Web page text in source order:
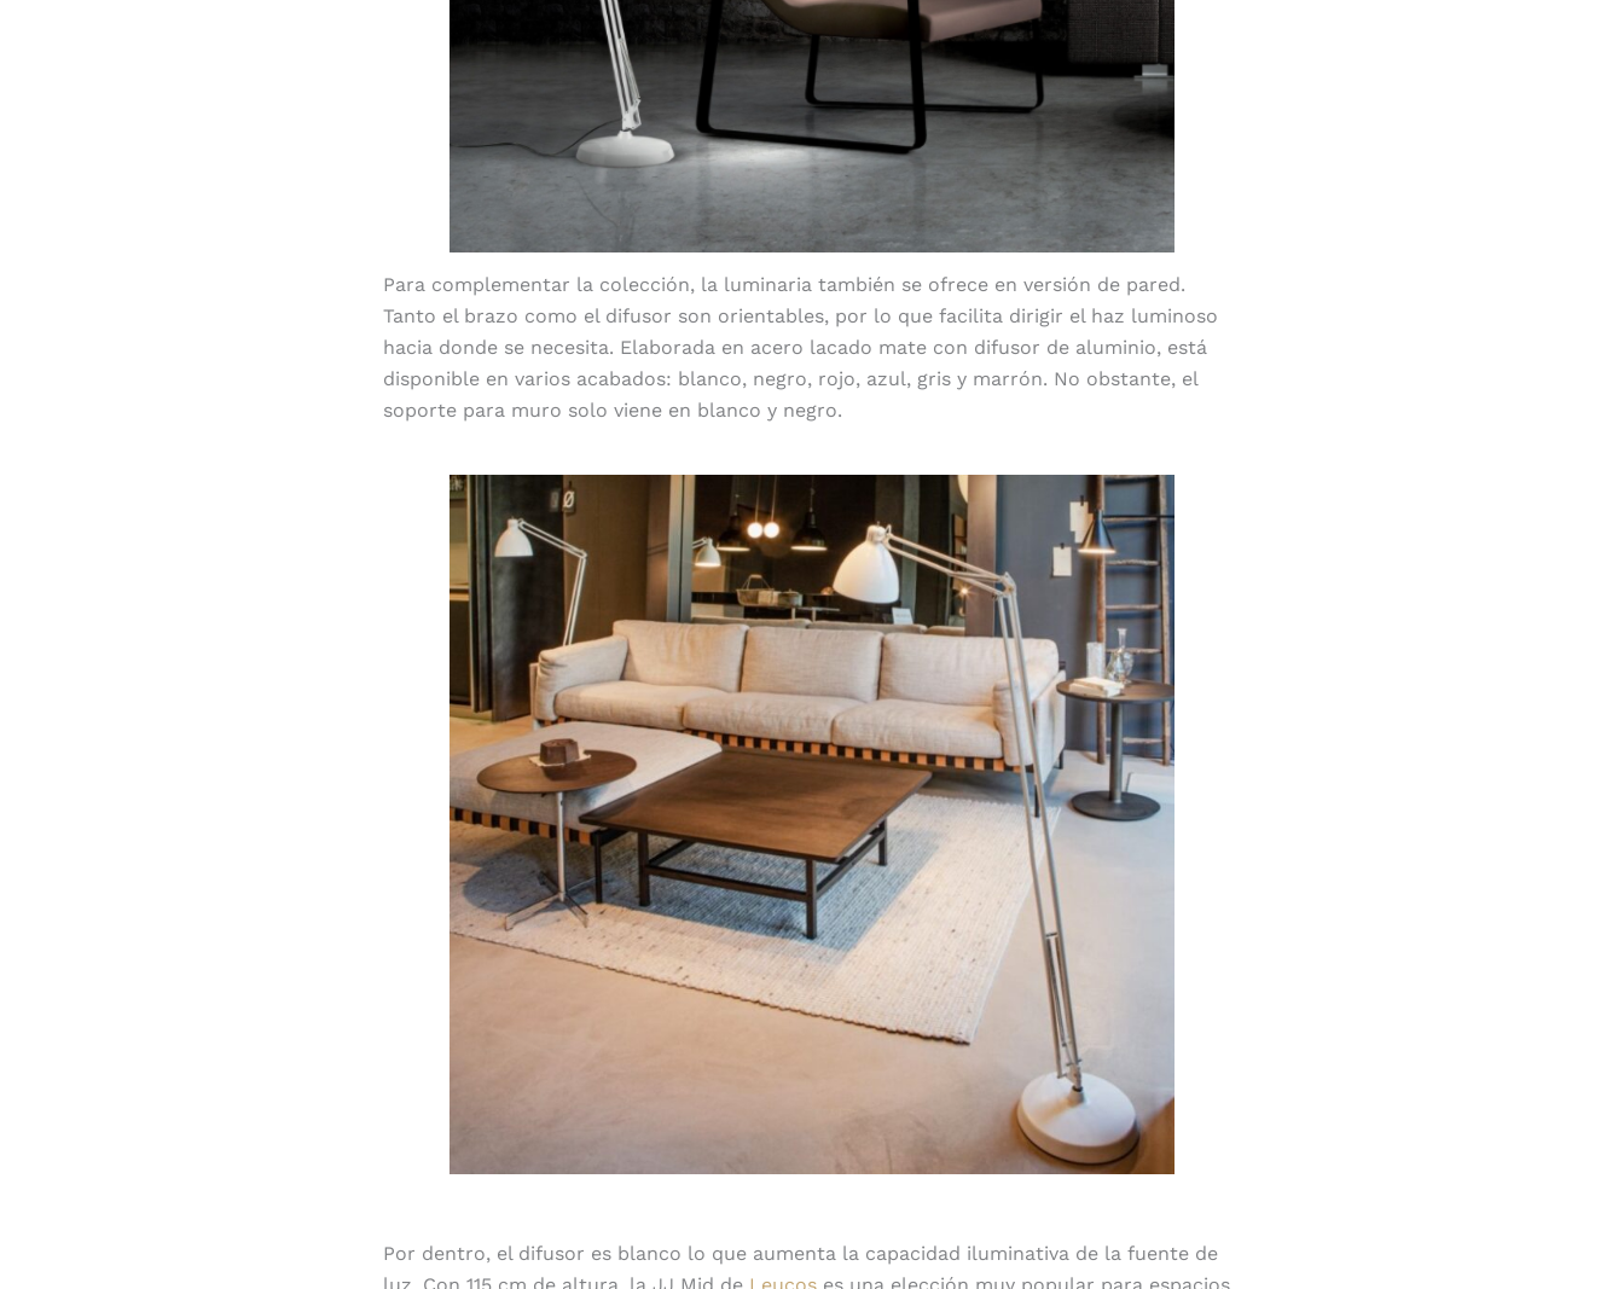
Para complementar la colección, la luminaria también se ofrece en versión de pared.
Tanto el brazo como el difusor son orientables, por lo que facilita dirigir el haz luminoso
hacia donde se necesita. Elaborada en acero lacado mate con difusor de aluminio, está
disponible en varios acabados: blanco, negro, rojo, azul, gris y marrón. No obstante, el
soporte para muro solo viene en blanco y negro.
Por dentro, el difusor es blanco lo que aumenta la capacidad iluminativa de la fuente de